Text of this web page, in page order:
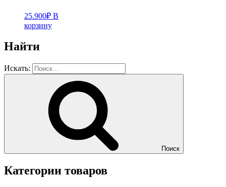
25.900₽ В
корзину
Найти
Искать:
Поиск
Категории товаров